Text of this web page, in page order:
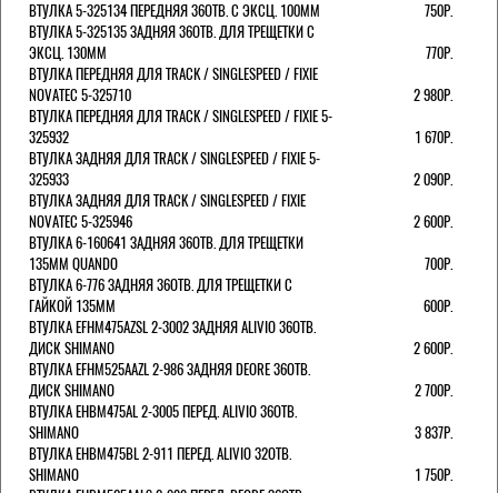
ВТУЛКА 5-325134 ПЕРЕДНЯЯ 36ОТВ. С ЭКСЦ. 100ММ
750Р.
ВТУЛКА 5-325135 ЗАДНЯЯ 36ОТВ. ДЛЯ ТРЕЩЕТКИ С
ЭКСЦ. 130ММ
770Р.
ВТУЛКА ПЕРЕДНЯЯ ДЛЯ TRACK / SINGLESPEED / FIXIE
NOVATEC 5-325710
2 980Р.
ВТУЛКА ПЕРЕДНЯЯ ДЛЯ TRACK / SINGLESPEED / FIXIE 5-
325932
1 670Р.
ВТУЛКА ЗАДНЯЯ ДЛЯ TRACK / SINGLESPEED / FIXIE 5-
325933
2 090Р.
ВТУЛКА ЗАДНЯЯ ДЛЯ TRACK / SINGLESPEED / FIXIE
NOVATEC 5-325946
2 600Р.
ВТУЛКА 6-160641 ЗАДНЯЯ 36ОТВ. ДЛЯ ТРЕЩЕТКИ
135ММ QUANDO
700Р.
ВТУЛКА 6-776 ЗАДНЯЯ 36ОТВ. ДЛЯ ТРЕЩЕТКИ С
ГАЙКОЙ 135ММ
600Р.
ВТУЛКА EFHM475AZSL 2-3002 ЗАДНЯЯ ALIVIO 36ОТВ.
ДИСК SHIMANO
2 600Р.
ВТУЛКА EFHM525AAZL 2-986 ЗАДНЯЯ DEORE 36ОТВ.
ДИСК SHIMANO
2 700Р.
ВТУЛКА EHBM475AL 2-3005 ПЕРЕД. ALIVIO 36ОТВ.
SHIMANO
3 837Р.
ВТУЛКА EHBM475BL 2-911 ПЕРЕД. ALIVIO 32ОТВ.
SHIMANO
1 750Р.